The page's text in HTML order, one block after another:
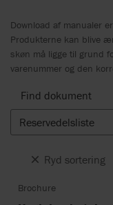
Download af manualer
Produkterne kan blive
skøn må ligge til grund
varenummer og den
Find dokument
Reservedelsliste
Ryd sortering
Brochure